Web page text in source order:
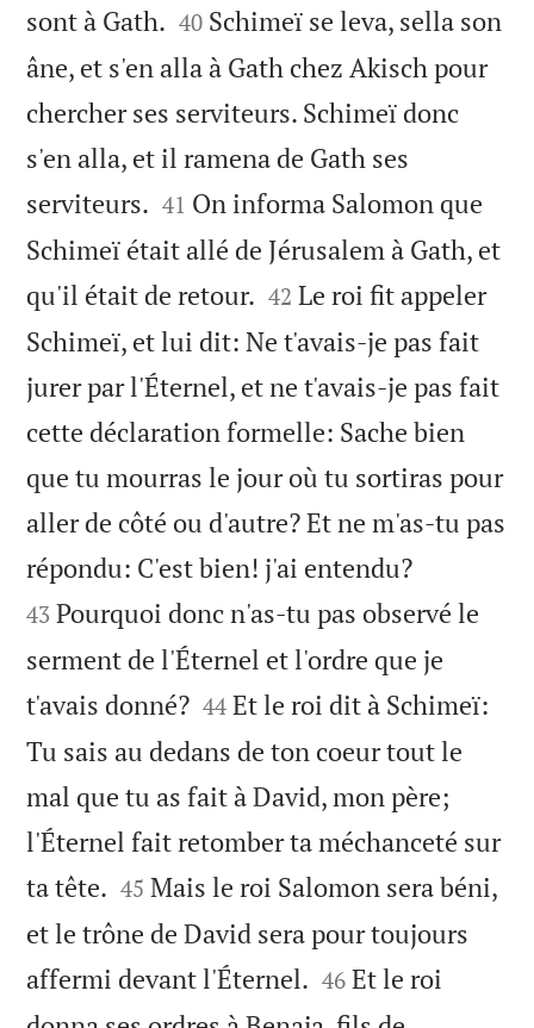
sont à Gath. 

40 Schimeï se leva, sella son
âne, et s'en alla à Gath chez Akisch pour
chercher ses serviteurs. Schimeï donc
s'en alla, et il ramena de Gath ses
serviteurs. 

41 On informa Salomon que
Schimeï était allé de Jérusalem à Gath, et
qu'il était de retour. 

42 Le roi fit appeler
Schimeï, et lui dit: Ne t'avais-je pas fait
jurer par l'Éternel, et ne t'avais-je pas fait
cette déclaration formelle: Sache bien
que tu mourras le jour où tu sortiras pour
aller de côté ou d'autre? Et ne m'as-tu pas
répondu: C'est bien! j'ai entendu?
43 Pourquoi donc n'as-tu pas observé le
serment de l'Éternel et l'ordre que je
t'avais donné?
44 Et le roi dit à Schimeï:
Tu sais au dedans de ton coeur tout le
mal que tu as fait à David, mon père;
l'Éternel fait retomber ta méchanceté sur
ta tête. 

45 Mais le roi Salomon sera béni,
et le trône de David sera pour toujours
affermi devant l'Éternel. 

46 Et le roi